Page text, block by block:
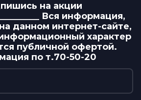
на акции
Вся информация,
данном интернет-сайте,
характер
публичной офертой.
по т.70-50-20